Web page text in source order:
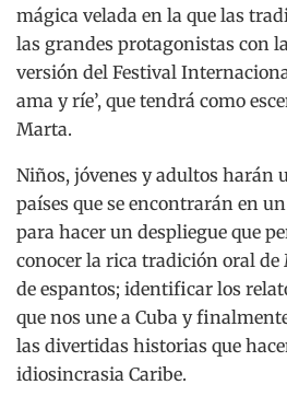
mágica velada en la que las
las grandes protagonistas con
versión del Festival
ama y ríe’, que tendrá como
Marta.
Niños, jóvenes y adultos harán
países que se encontrarán en
para hacer un despliegue que
conocer la rica tradición oral de
de espantos; identificar los
que nos une a Cuba y
las divertidas historias que
idiosincrasia Caribe.